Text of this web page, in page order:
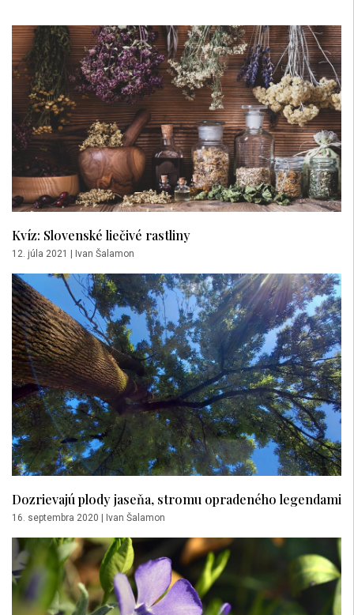
Kvíz: Slovenské liečivé rastliny
12. júla 2021 Ivan Šalamon
Dozrievajú plody jaseňa, stromu opradeného legendami
16. septembra 2020 Ivan Šalamon